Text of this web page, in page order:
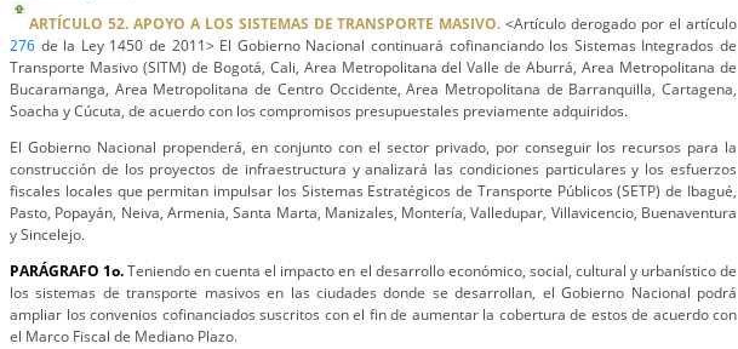
ARTÍCULO 52. APOYO A LOS SISTEMAS DE TRANSPORTE MASIVO. <Artículo derogado por el artículo
276 de la Ley 1450 de 2011> El Gobierno Nacional continuará cofinanciando los Sistemas Integrados de
Transporte Masivo (SITM) de Bogotá, Cali, Area Metropolitana del Valle de Aburrá, Area Metropolitana de
Bucaramanga, Area Metropolitana de Centro Occidente, Area Metropolitana de Barranquilla, Cartagena,
Soacha y Cúcuta, de acuerdo con los compromisos presupuestales previamente adquiridos.
El Gobierno Nacional propenderá, en conjunto con el sector privado, por conseguir los recursos para la
construcción de los proyectos de infraestructura y analizará las condiciones particulares y los esfuerzos
fiscales locales que permitan impulsar los Sistemas Estratégicos de Transporte Públicos (SETP) de Ibagué,
Pasto, Popayán, Neiva, Armenia, Santa Marta, Manizales, Montería, Valledupar, Villavicencio, Buenaventura
y Sincelejo.
PARÁGRAFO 1o.Teniendo en cuenta el impacto en el desarrollo económico, social, cultural y urbanístico de
los sistemas de transporte masivos en las ciudades donde se desarrollan, el Gobierno Nacional podrá
ampliar los convenios cofinanciados suscritos con el fin de aumentar la cobertura de estos de acuerdo con
el Marco Fiscal de Mediano Plazo.